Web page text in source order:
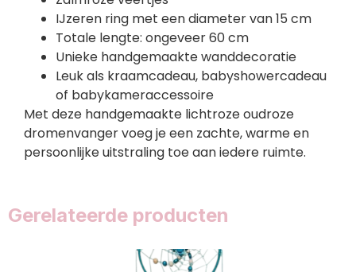
IJzeren ring met een diameter van 15 cm
Totale lengte: ongeveer 60 cm
Unieke handgemaakte wanddecoratie
Leuk als kraamcadeau, babyshowercadeau
of babykameraccessoire
Met deze handgemaakte lichtroze oudroze
dromenvanger voeg je een zachte, warme en
persoonlijke uitstraling toe aan iedere ruimte.
Gerelateerde producten